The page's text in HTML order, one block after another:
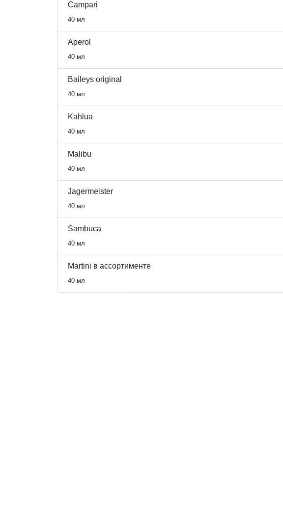
Campari
40 мл
Aperol
40 мл
Baileys original
40 мл
Kahlua
40 мл
Malibu
40 мл
Jagermeister
40 мл
Sambuca
40 мл
Martini в ассортименте
40 мл